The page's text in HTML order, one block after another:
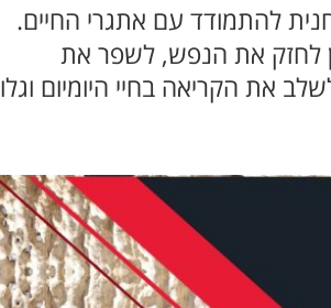
להתמודד עם אתגרי החיים.
לחזק את הנפש, לשפר את
את הקריאה בחיי היומיום וגלו